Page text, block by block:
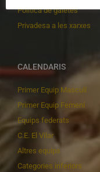
Política de galetes
Privadesa a les xarxes
CALENDARIS
Primer Equip Masculí
Primer Equip Femení
Equips federats
C.E. El Vilar
Altres equips
Categories inferiors